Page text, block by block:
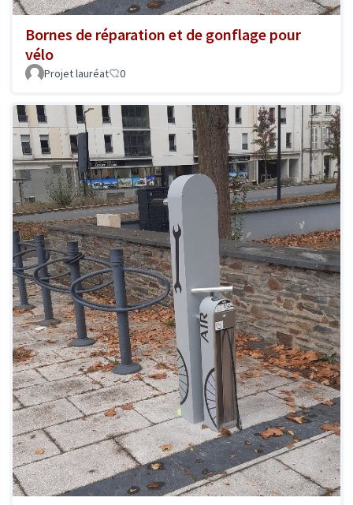
Bornes de réparation et de gonflage pour
vélo
Projet lauréat 0